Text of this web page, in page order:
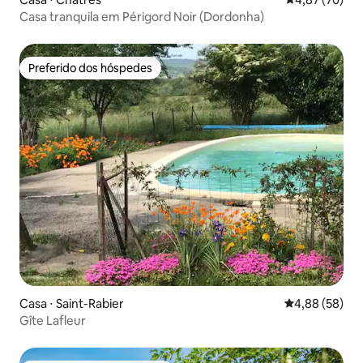
Casa tranquila em Périgord Noir (Dordonha)
Preferido dos hóspedes
Preferido dos hóspedes
Casa ⋅ Saint-Rabier 4,88 de uma
4,88 (58)
Gîte Lafleur